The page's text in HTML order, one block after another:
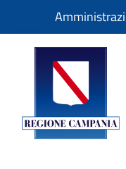
Slim